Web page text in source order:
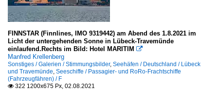
FINNSTAR (Finnlines, IMO 9319442) am Abend des 1.8.2021 im
Licht der untergehenden Sonne in Lübeck-Travemünde
einlaufend.Rechts im Bild: Hotel MARITIM 
Manfred Krellenberg
Sonstiges / Galerien / Stimmungsbilder, Seehäfen / Deutschland / Lübeck
und Travemünde, Seeschiffe / Passagier- und RoRo-Frachtschiffe
(Fahrzeugfähren) / F
 322 1200x675 Px, 02.08.2021